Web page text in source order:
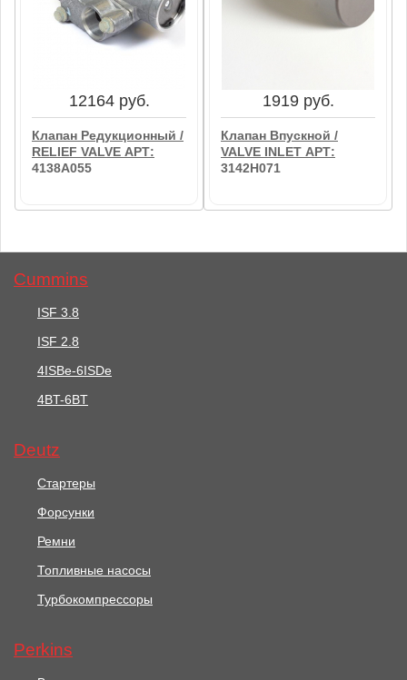
Клапан Редукционный /
RELIEF VALVE АРТ:
Клапан Впускной /
12164 руб.
Клапан Редукционный /
RELIEF VALVE АРТ:
4138A055
RELIEF VALVE АРТ:
1919 руб.
Клапан Впускной /
VALVE INLET АРТ:
3142H071
Cummins
ISF 3.8
ISF 2.8
4ISBe-6ISDe
4BT-6BT
Deutz
Стартеры
Форсунки
Ремни
Топливные насосы
Турбокомпрессоры
Perkins